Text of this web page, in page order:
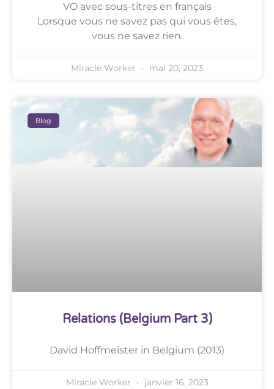
VO avec sous-titres en français
Lorsque vous ne savez pas qui vous êtes,
vous ne savez rien.
Miracle Worker mai 20, 2023
Blog
Relations (Belgium Part 3)
David Hoffmeister in Belgium (2013)
Miracle Worker janvier 16, 2023